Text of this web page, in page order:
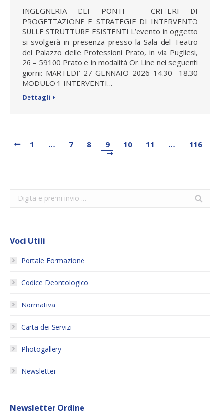
INGEGNERIA DEI PONTI – CRITERI DI
PROGETTAZIONE E STRATEGIE DI INTERVENTO
SULLE STRUTTURE ESISTENTI L’evento in oggetto
si svolgerà in presenza presso la Sala del Teatro
del Palazzo delle Professioni Prato, in via Pugliesi,
26 – 59100 Prato e in modalità On Line nei seguenti
giorni: MARTEDI’ 27 GENNAIO 2026 14.30 -18.30
MODULO 1 INTERVENTI…
Dettagli
1 … 7 8 9 10 11 … 116
Search:
Voci Utili
Portale Formazione
Codice Deontologico
Normativa
Carta dei Servizi
Photogallery
Newsletter
Newsletter Ordine